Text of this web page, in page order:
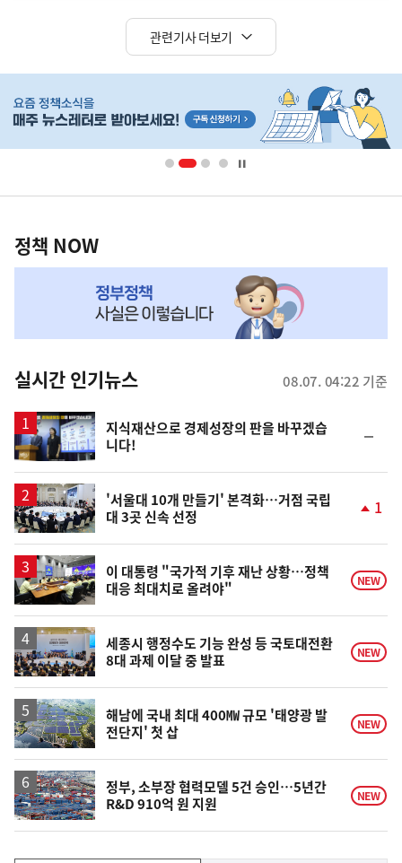
관련기사 더보기
단
배
영
책
NOW,
뉴
스
정책 NOW
실시간 인기뉴스 08.07. 04:22 기준
지식재산으로 경제성장의 판을 바꾸겠습
니다!
일
'서울대 10개 만들기' 본격화…거점 국립
대 3곳 신속 선정
계
승
1
이 대통령 "국가적 기후 재난 상황…정책
대응 최대치로 올려야"
NEW
세종시 행정수도 기능 완성 등 국토대전환
8대 과제 이달 중 발표
NEW
해남에 국내 최대 400㎿ 규모 '태양광 발
전단지' 첫 삽
NEW
정부, 소부장 협력모델 5건 승인…5년간
R&D 910억 원 지원
NEW